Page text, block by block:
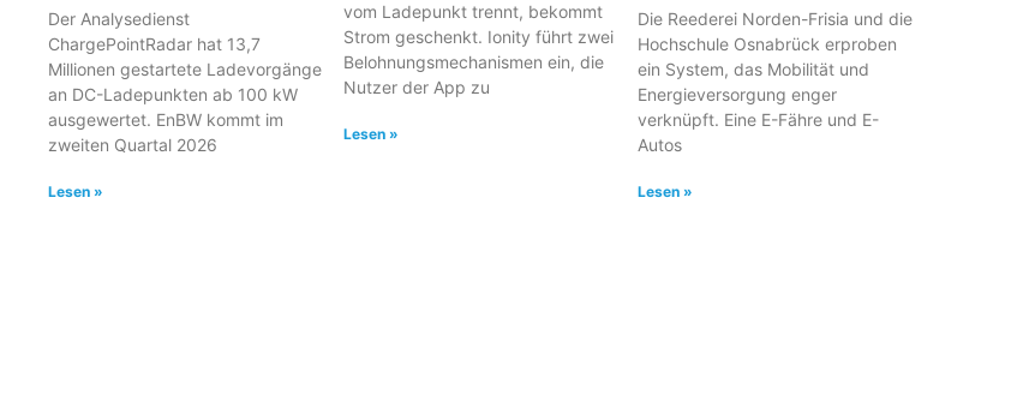
Der Analysedienst
ChargePointRadar hat 13,7
Millionen gestartete Ladevorgänge
an DC-Ladepunkten ab 100 kW
ausgewertet. EnBW kommt im
zweiten Quartal 2026
Lesen »
vom Ladepunkt trennt, bekommt
Strom geschenkt. Ionity führt zwei
Belohnungsmechanismen ein, die
Nutzer der App zu
Lesen »
Die Reederei Norden-Frisia und die
Hochschule Osnabrück erproben
ein System, das Mobilität und
Energieversorgung enger
verknüpft. Eine E-Fähre und E-
Autos
Lesen »